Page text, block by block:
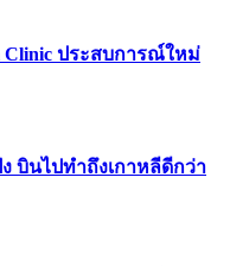
Clinic ประสบการณ์ใหม่
บินไปทำถึงเกาหลีดีกว่า